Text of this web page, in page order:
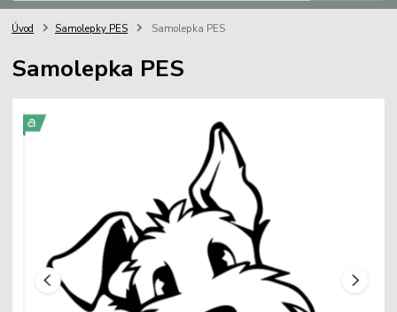
Úvod Samolepky PES Samolepka PES
Samolepka PES